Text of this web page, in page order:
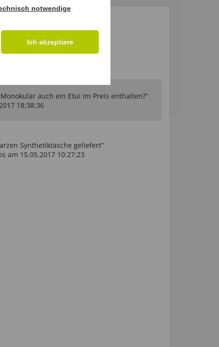
auch ein Etui im Preis enthalten?”
18:38:36
Synthetiktasche geliefert”
am 15.05.2017 10:27:23
notwendige
Ich akzeptiere